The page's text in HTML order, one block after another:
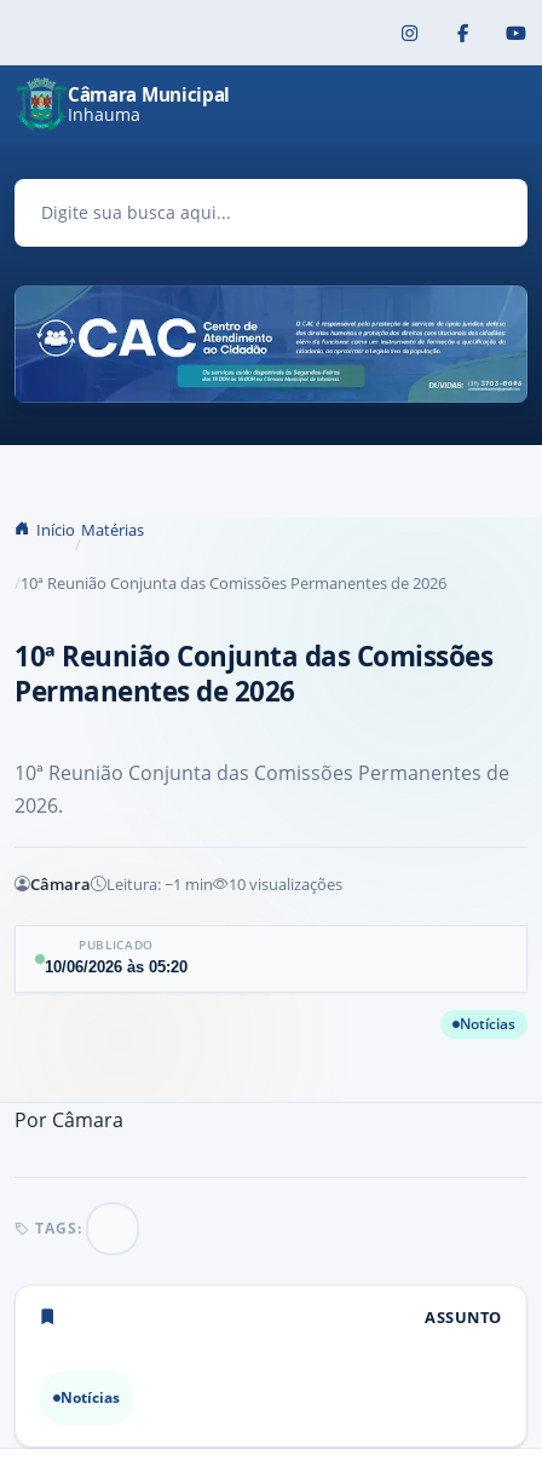
Câmara Municipal
Inhauma
Início Matérias
10ª Reunião Conjunta das Comissões Permanentes de 2026
10ª Reunião Conjunta das Comissões
Permanentes de 2026
PUBLICADO
10/06/2026 às 05:20
Notícias
10ª Reunião Conjunta das Comissões Permanentes de
2026.
Câmara Leitura: ~1 min 10visualizações
Por Câmara
TAGS:
ASSUNTO
Notícias